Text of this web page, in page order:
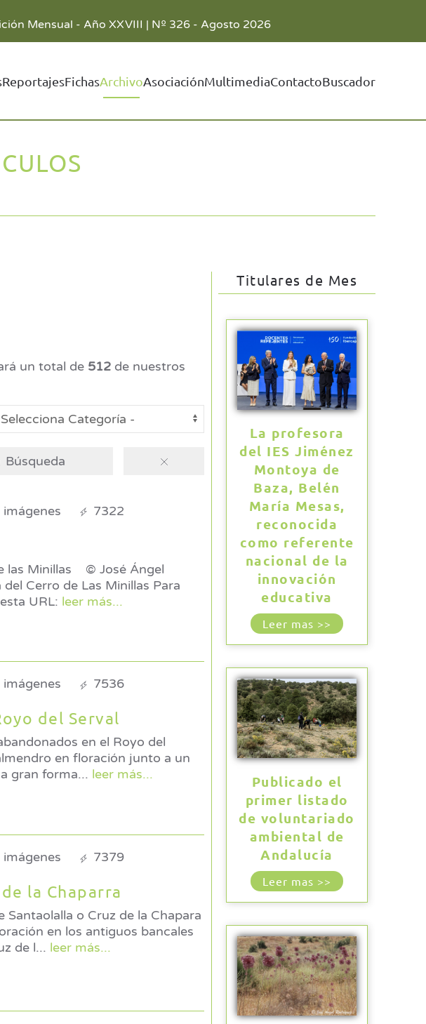
Mensual - Año XXVIII | Nº 326 - Agosto 2026
ReportajesFichasArchivoAsociaciónMultimediaContactoBuscador
un total de 512 de nuestros
Búsqueda
imágenes
7322
© José Ángel
Cerro de Las Minillas Para
URL: leer más...
imágenes
7536
del Serval
en el Royo del
gran forma... leer más...
imágenes
7379
de la Chaparra
Santaolalla o Cruz de la Chapara
en los antiguos bancales
de l... leer más...
Titulares de Mes
La profesora
del IES Jiménez
Montoya de
Baza, Belén
María Mesas,
reconocida
como referente
nacional de la
innovación
educativa
Leer mas >>
Publicado el
primer listado
de voluntariado
ambiental de
Andalucía
Leer mas >>